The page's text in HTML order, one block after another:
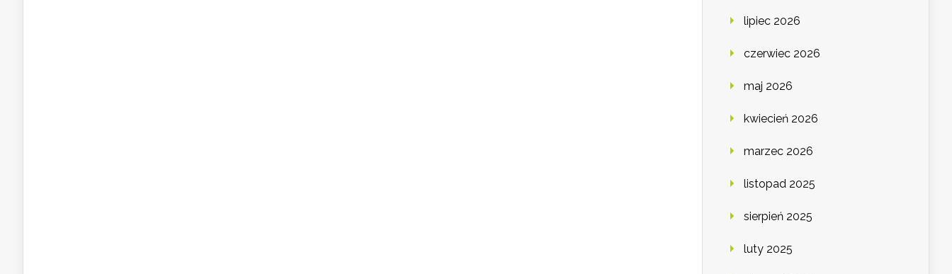
lipiec 2026
czerwiec 2026
maj 2026
kwiecień 2026
marzec 2026
listopad 2025
sierpień 2025
luty 2025